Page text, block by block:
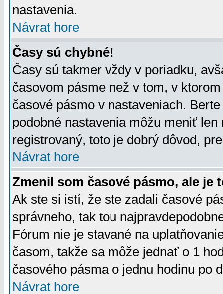
nastavenia.
Návrat hore
Časy sú chybné!
Časy sú takmer vždy v poriadku,
časovom pásme než v tom, v
časové pásmo v nastaveniach.
podobné nastavenia môžu meniť
registrovaný, toto je dobrý dôvod,
Návrat hore
Zmenil som časové pásmo, ale je
Ak ste si istí, že ste zadali časové
správneho, tak tou
Fórum nie je stavané na
časom, takže sa môže jednať o 1
časového pásma o jednu hodinu po
Návrat hore